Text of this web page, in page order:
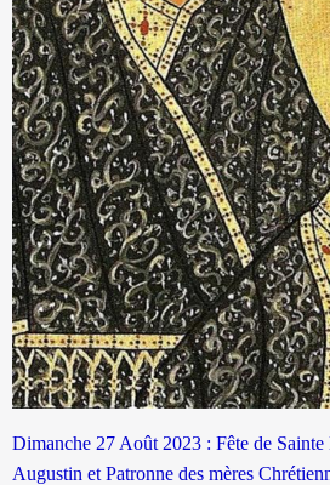
Dimanche 27 Août 2023 : Fête de
Augustin et Patronne des mères